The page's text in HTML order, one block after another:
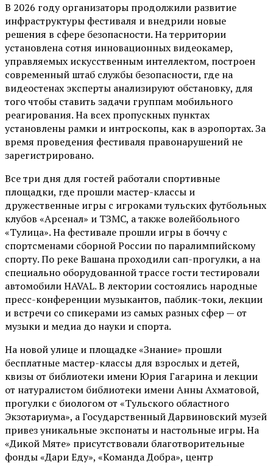
В 2026 году организаторы продолжили развитие
инфраструктуры фестиваля и внедрили новые
решения в сфере безопасности. На территории
установлена сотня инновационных видеокамер,
управляемых искусственным интеллектом, построен
современный штаб службы безопасности, где на
видеостенах эксперты анализируют обстановку, для
того чтобы ставить задачи группам мобильного
реагирования. На всех пропускных пунктах
установлены рамки и интроскопы, как в аэропортах. За
время проведения фестиваля правонарушений не
зарегистрировано.
Все три дня для гостей работали спортивные
площадки, где прошли мастер-классы и
дружественные игры с игроками тульских футбольных
клубов «Арсенал» и ТЗМС, а также волейбольного
«Тулица». На фестивале прошли игры в боччу с
спортсменами сборной России по паралимпийскому
спорту. По реке Вашана проходили сап-прогулки, а на
специально оборудованной трассе гости тестировали
автомобили HAVAL. В лектории состоялись народные
пресс-конференции музыкантов, паблик-токи, лекции
и встречи со спикерами из самых разных сфер — от
музыки и медиа до науки и спорта.
На новой улице и площадке «Знание» прошли
бесплатные мастер-классы для взрослых и детей,
квизы от библиотеки имени Юрия Гагарина и лекции
от натуралистом библиотеки имени Анны Ахматовой,
прогулки с биологом от «Тульского областного
Экзотариума», а Государственный Дарвиновский музей
привез уникальные экспонаты и настольные игры. На
«Дикой Мяте» присутствовали благотворительные
фонды «Дари Еду», «Команда Добра», центр